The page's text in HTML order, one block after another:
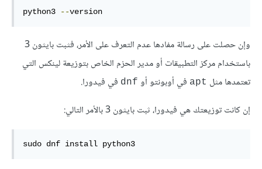
python3 --version
وإن حصلت على رسالة مفادها عدم التعرف على الأمر، فثبت بايثون 3
باستخدام مركز التطبيقات أو مدير الحزم الخاص بتوزيعة لينكس التي
تعتمدها مثل apt في أوبونتو أو dnf في فيدورا.
إن كانت توزيعتك هي فيدورا، ثبت بايثون 3 بالأمر التالي:
sudo dnf install python3